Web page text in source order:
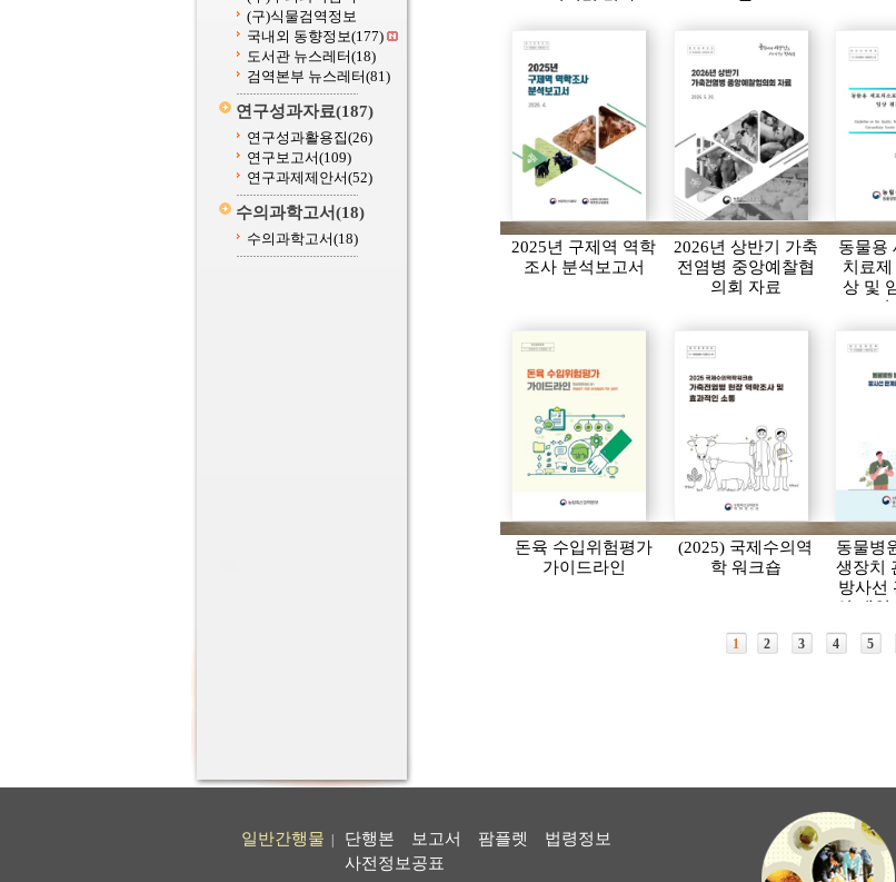
(구)식물검역정보
국내외 동향정보(177)
도서관 뉴스레터(18)
검역본부 뉴스레터(81)
연구성과자료(187)
연구성과활용집(26)
연구보고서(109)
연구과제제안서(52)
수의과학고서(18)
수의과학고서(18)
모니터링 결과
물
2025년 구제역 역학
조사 분석보고서
2026년 상반기 가축
전염병 중앙예찰협
의회 자료
동물용
치료제
상 및
돈육 수입위험평가
가이드라인
(2025) 국제수의역
학 워크숍
동물병
생장치
방사선
의 개
1 2 3 4 5
일반간행물 단행본 보고서 팜플렛
법령정보
사전정보공표